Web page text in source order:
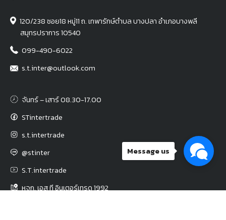
120/238 ซอย18 หมู่11 ถ. เทพารักษ์ตำบล บางปลา อำเภอบางพลี
สมุทรปราการ 10540
099-490-6022
s.t.inter@outlook.com
จันทร์ – เสาร์ 08.30-17.00
STintertrade
s.t.intertrade
@stinter
S.T.intertrade
หจก. เอส ที อินเตอร์เทรด 1992
Message us